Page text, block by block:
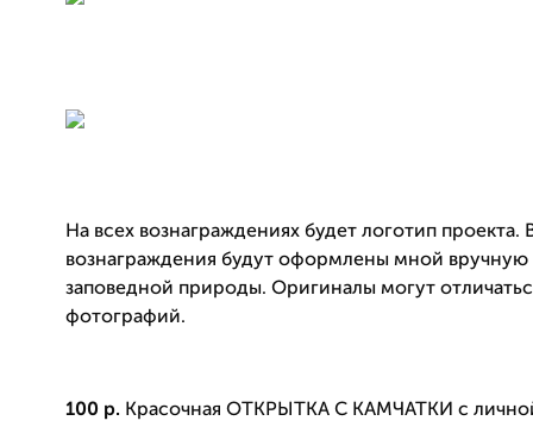
На всех вознаграждениях будет логотип проекта.
вознаграждения будут оформлены мной вручную
заповедной природы. Оригиналы могут
фотографий.
100 р. Красочная ОТКРЫТКА С КАМЧАТКИ с